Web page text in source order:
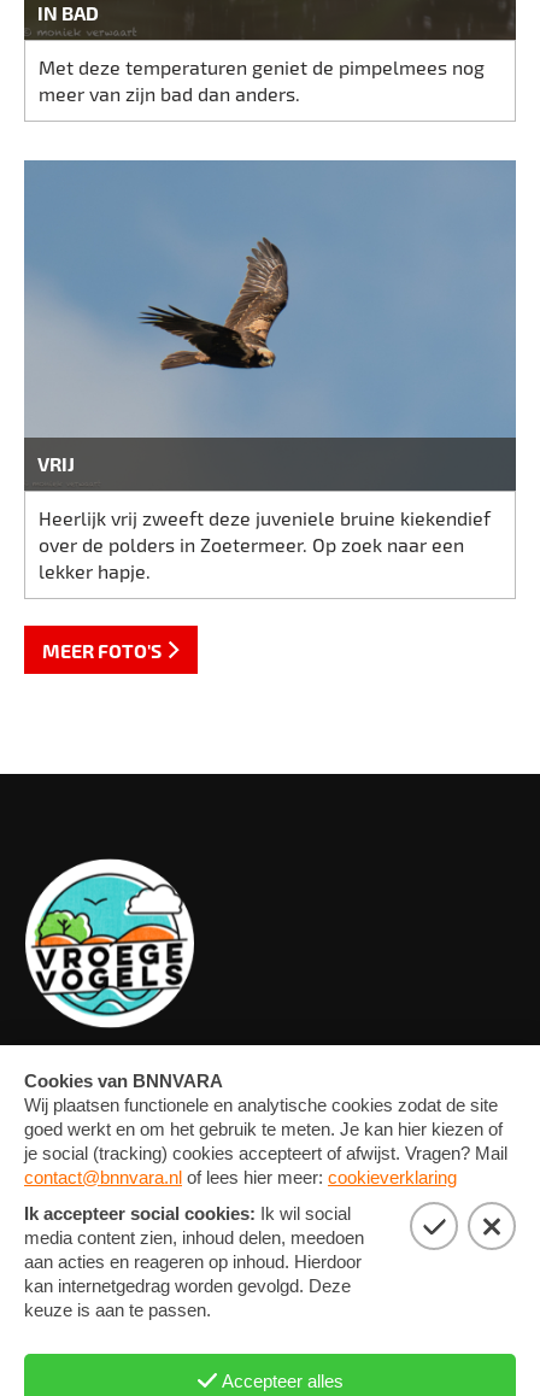
IN BAD
Met deze temperaturen geniet de pimpelmees nog
meer van zijn bad dan anders.
VRIJ
Heerlijk vrij zweeft deze juveniele bruine kiekendief
over de polders in Zoetermeer. Op zoek naar een
lekker hapje.
MEER FOTO'S
OVERZICHT
MEDIA
FOTO'S
CONTACT
PRIVACY EN COOKIE
COOKIE-INSTELLINGEN